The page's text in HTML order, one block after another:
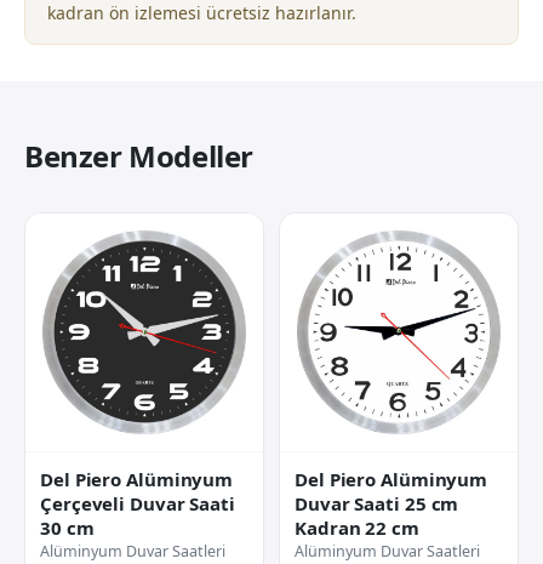
kadran ön izlemesi ücretsiz hazırlanır.
Benzer Modeller
Del Piero Alüminyum
Çerçeveli Duvar Saati
30 cm
Alüminyum Duvar Saatleri
Del Piero Alüminyum
Duvar Saati 25 cm
Kadran 22 cm
Alüminyum Duvar Saatleri